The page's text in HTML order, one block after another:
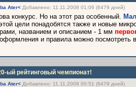
Ater< Добавлено: 11.11.2008 01:06 (6479 дней)
конкурс. Но на этот раз особенный.
цели понадобятся также и новые
названием и описанием - 1 мм
и правила можно посмотреть
ый рейтинговый чемпионат!
Ater< Добавлено: 11.11.2008 00:51 (6479 дней)